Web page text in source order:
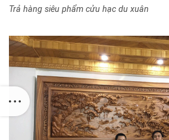
Trả hàng siêu phẩm cửu hạc du xuân